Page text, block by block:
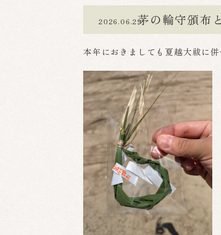
2026.06.29茅の輪守頒布
本年におきましても夏越大祓に